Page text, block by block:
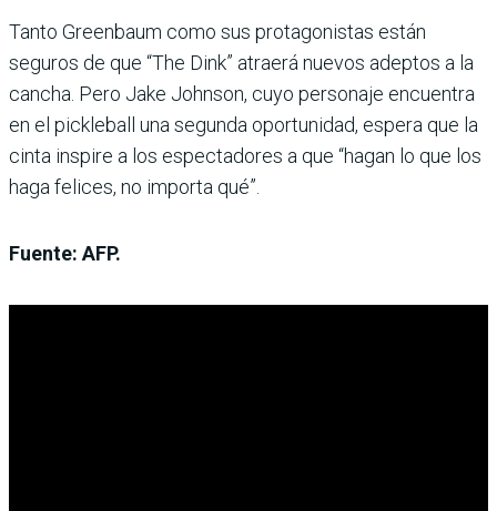
Tanto Greenbaum como sus protagonistas están
seguros de que “The Dink” atraerá nuevos adeptos a la
cancha. Pero Jake Johnson, cuyo personaje encuentra
en el pickleball una segunda oportunidad, espera que la
cinta inspire a los espectadores a que “hagan lo que los
haga felices, no importa qué”.
Fuente: AFP.